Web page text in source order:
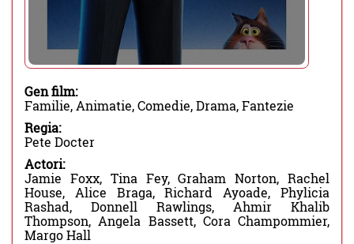
Gen film:
Familie, Animatie, Comedie, Drama, Fantezie
Regia:
Pete Docter
Actori:
Jamie Foxx, Tina Fey, Graham Norton, Rachel
House, Alice Braga, Richard Ayoade, Phylicia
Rashad, Donnell Rawlings, Ahmir Khalib
Thompson, Angela Bassett, Cora Champommier,
Margo Hall